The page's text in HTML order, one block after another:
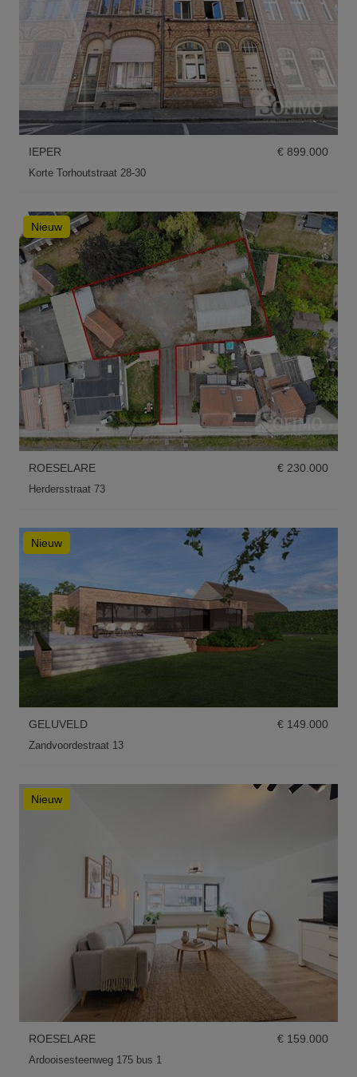
IEPER € 899.000
Korte Torhoutstraat 28-30
Nieuw
ROESELARE € 230.000
Herdersstraat 73
Nieuw
GELUVELD € 149.000
Zandvoordestraat 13
Nieuw
ROESELARE € 159.000
Ardooisesteenweg 175 bus 1